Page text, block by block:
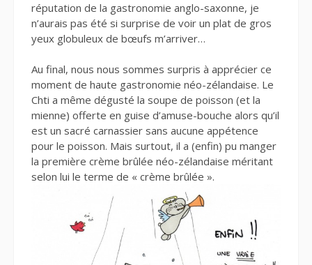
réputation de la gastronomie anglo-saxonne, je
n’aurais pas été si surprise de voir un plat de gros
yeux globuleux de bœufs m’arriver…
Au final, nous nous sommes surpris à apprécier ce
moment de haute gastronomie néo-zélandaise. Le
Chti a même dégusté la soupe de poisson (et la
mienne) offerte en guise d’amuse-bouche alors qu’il
est un sacré carnassier sans aucune appétence
pour le poisson. Mais surtout, il a (enfin) pu manger
la première crème brûlée néo-zélandaise méritant
selon lui le terme de « crème brûlée ».